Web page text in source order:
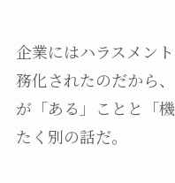
企業にはハラスメン
務化されたのだから
が「ある」ことと「
たく別の話だ。